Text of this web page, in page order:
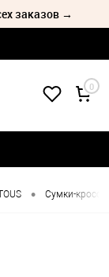
заказов →
0
• Сумки-